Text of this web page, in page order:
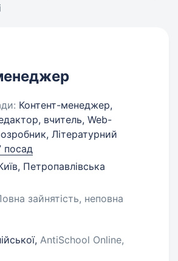
Контент-менеджер,
вчитель, Web-
Літературний
посад
Петропавлівська
зайнятість, неповна
AntiSchool Online,